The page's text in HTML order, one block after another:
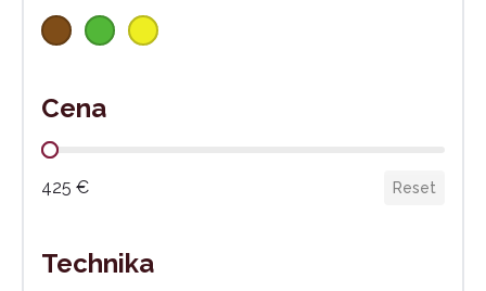
Farba
Cena
Cena
425 € Reset
Technika